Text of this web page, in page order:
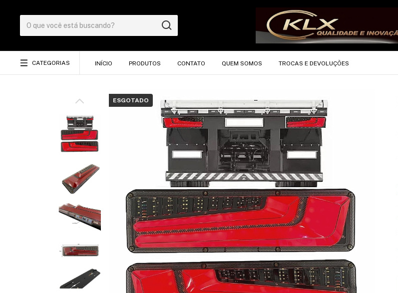
CATEGORIAS INÍCIO PRODUTOS CONTATO QUEM SOMOS TROCAS E DEVOLUÇÕES
ESGOTADO